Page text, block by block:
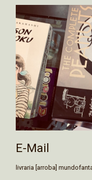
E-Mail
livraria [arroba]